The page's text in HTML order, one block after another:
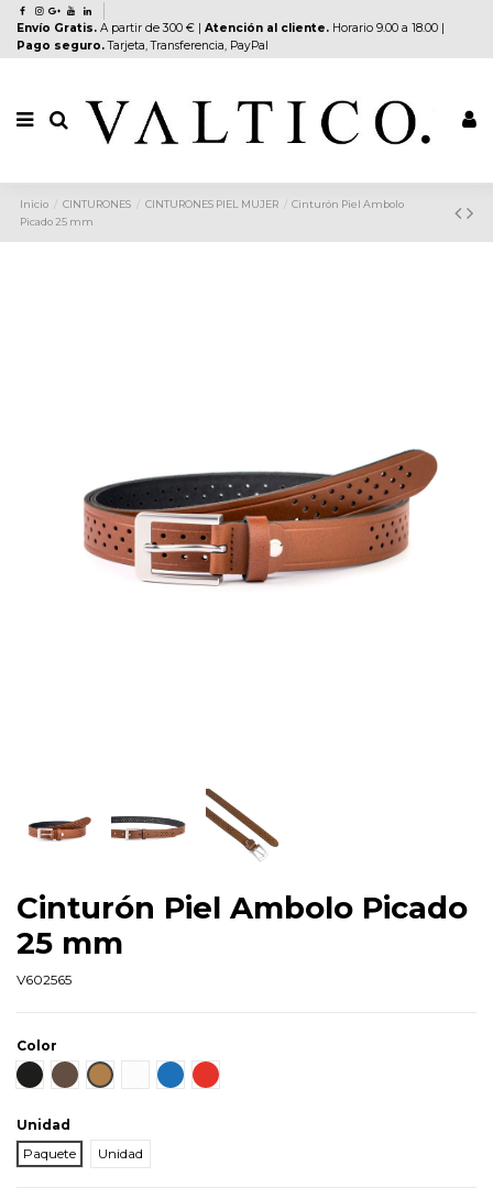
Envío Gratis. A partir de 300 € | Atención al cliente. Horario 9.00 a 18.00 |
Pago seguro.Tarjeta, Transferencia, PayPal
Inicio CINTURONES CINTURONES PIEL MUJER
Cinturón Piel Ambolo
Picado 25 mm
Cinturón Piel Ambolo Picado
25 mm
V602565
Color
Negro
MarrónCuero Blanco Azul Rojo
Unidad
Paquete
Unidad